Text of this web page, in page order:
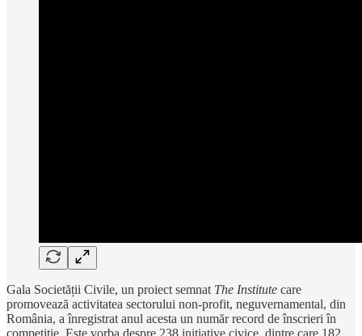
Gala Societății Civile, un proiect semnat The Institute care
promovează activitatea sectorului non-profit, neguvernamental, din
România, a înregistrat anul acesta un număr record de înscrieri în
competiție. Este vorba despre 238 inițiative civice, dintre care 182